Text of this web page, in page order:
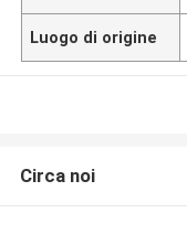
Luogo di origine
Circa noi